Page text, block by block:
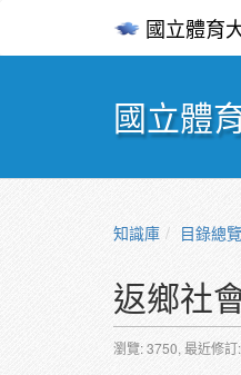
國立體育
國立體
知識庫 目錄總覽
返鄉社
瀏覽: 3750, 最近修